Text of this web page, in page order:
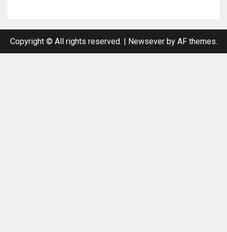
Copyright © All rights reserved. | Newseverby AF themes.